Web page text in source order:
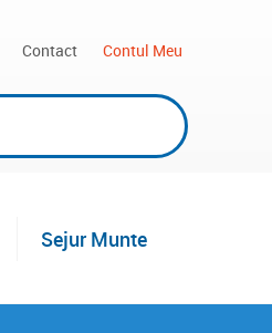
Contact Contul Meu
Sejur Munte